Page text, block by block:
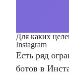
Для каких
Instagram
Есть ряд
ботов в